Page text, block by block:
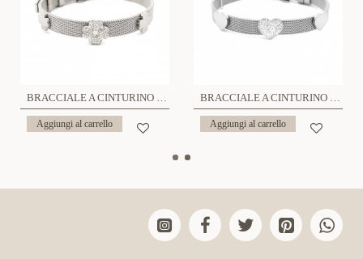
BRACCIALE A CINTURINO CON QUADRIFOGLIO - OY1912596F42
Aggiungi al carrello
BRACCIALE A CINTURINO CON CUORE - OY1912596F43
Aggiungi al carrello